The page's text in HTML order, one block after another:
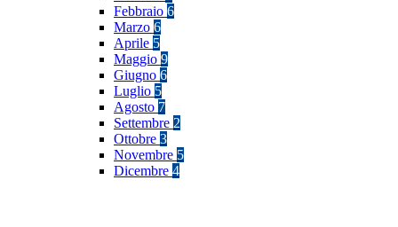
Febbraio 6
Marzo 6
Aprile 5
Maggio 9
Giugno 6
Luglio 5
Agosto 7
Settembre 2
Ottobre 3
Novembre 5
Dicembre 4